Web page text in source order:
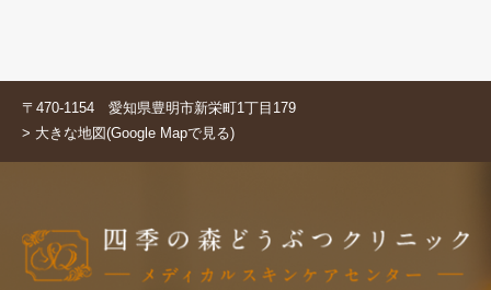
〒470-1154 愛知県豊明市新栄町1丁目179
> 大きな地図(Google Mapで見る)